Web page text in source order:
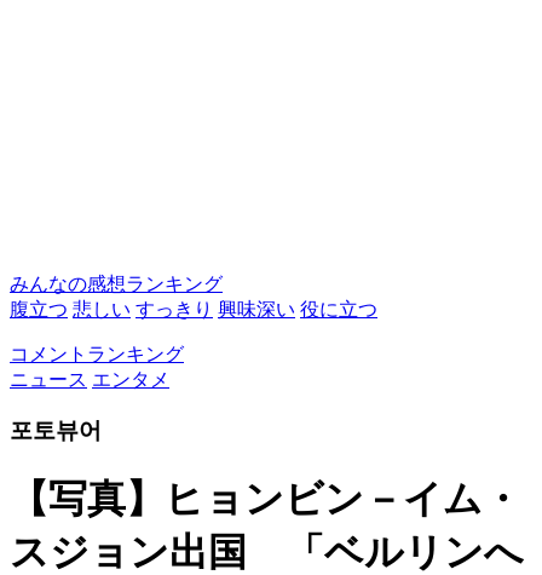
みんなの感想ランキング
腹立つ 悲しい すっきり 興味深い 役に立つ
コメントランキング
ニュース エンタメ
포토뷰어
【写真】ヒョンビン－イム・
スジョン出国 「ベルリンへ